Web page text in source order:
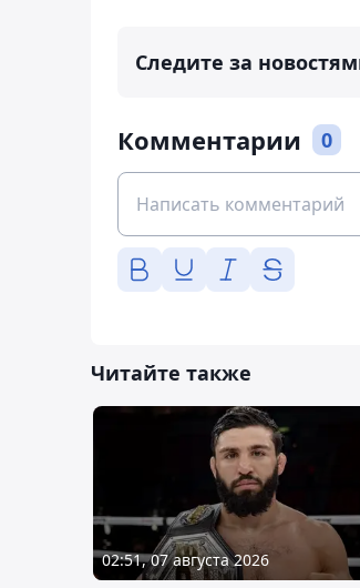
Следите за
Комментарии 0
Читайте также
02:51, 07 августа 2026